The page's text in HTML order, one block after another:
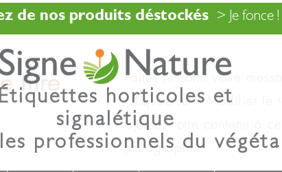
de nos produits déstockés > Je fonce !
titre
Faites ressortir votre
Cliquez sur « Modifier le
ajouter votre contenu à ce
paragraphe.
Étiquettes horticoles et
signalétique
professionnels du